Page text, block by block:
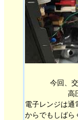
今回、
高
電子レンジは通
からでもしばら